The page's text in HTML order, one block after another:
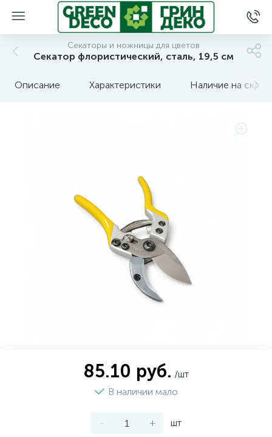
Секаторы и ножницы для цветов
Секатор флористический, сталь, 19,5 см
Описание Характеристики Наличие на
85.10 руб. /шт
В наличии мало
- + шт